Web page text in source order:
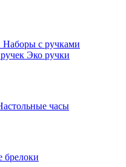
Наборы с ручками
Эко ручки
часы
брелоки